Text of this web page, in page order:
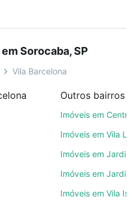
3 banheiros à venda em
para conquistar seu
compromisso e você
mil corretores e
favoritos. Você
como quantidade de
vaga de garagem para
Sorocaba, SP
Vila Barcelona
Outros bairros
Imóveis em Centro
Imóveis em Vila
Imóveis em Jardim
Imóveis em Jardim
Imóveis em Vila